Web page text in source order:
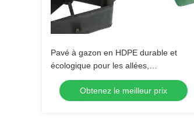
Pavé à gazon en HDPE durable et
écologique pour les allées,
l'aménagement paysager des jardins,
le renforcement du gazon et la
stabilisation du gravier des parkings
Obtenez le meilleur prix